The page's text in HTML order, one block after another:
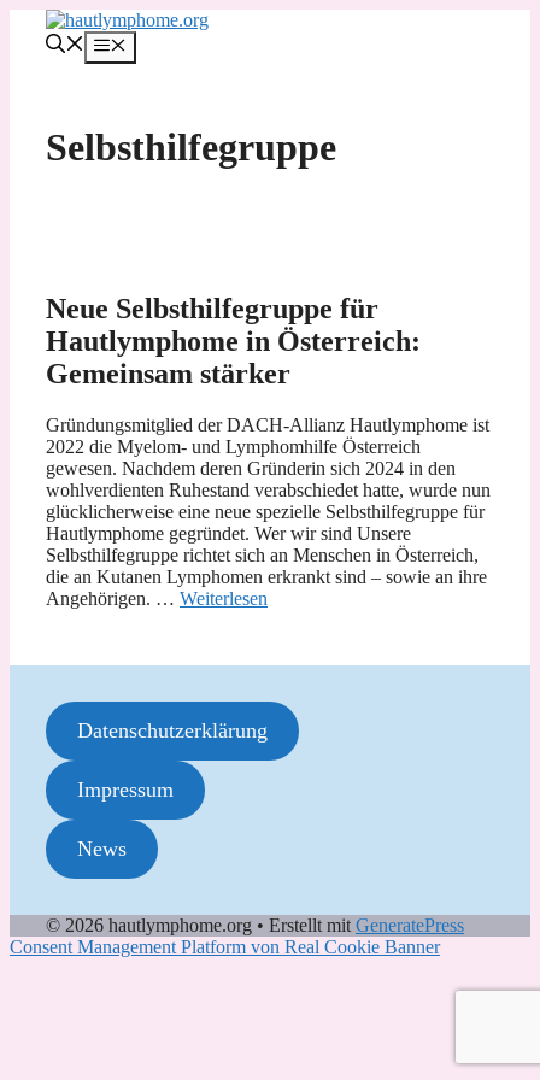
Inhalt
MENÜ
Selbsthilfegruppe
Neue Selbsthilfegruppe für
Hautlymphome in Österreich:
Gemeinsam stärker
Gründungsmitglied der DACH-Allianz Hautlymphome ist
2022 die Myelom- und Lymphomhilfe Österreich
gewesen. Nachdem deren Gründerin sich 2024 in den
wohlverdienten Ruhestand verabschiedet hatte, wurde nun
glücklicherweise eine neue spezielle Selbsthilfegruppe für
Hautlymphome gegründet. Wer wir sind Unsere
Selbsthilfegruppe richtet sich an Menschen in Österreich,
die an Kutanen Lymphomen erkrankt sind – sowie an ihre
Angehörigen. … Weiterlesen
Datenschutzerklärung
Impressum
News
© 2026 hautlymphome.org • Erstellt mit GeneratePress
Consent Management Platform von Real Cookie Banner